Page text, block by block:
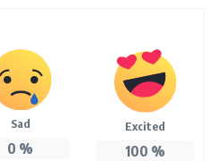
Sad
0 %
Excited
100 %